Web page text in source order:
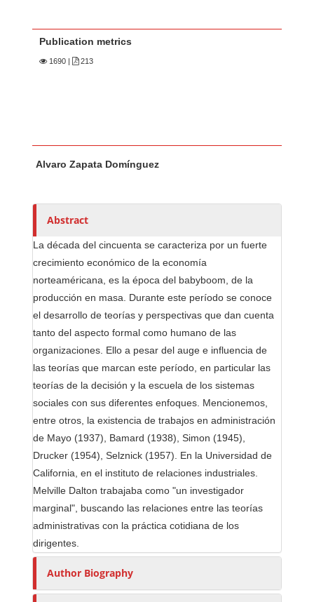
Publication metrics
1690 | 213
u
h
r
s
Alvaro Zapata Domínguez
Abstract
La década del cincuenta se caracteriza por un fuerte
crecimiento económico de la economía
norteaméricana, es la época del babyboom, de la
producción en masa. Durante este período se conoce
el desarrollo de teorías y perspectivas que dan cuenta
tanto del aspecto formal como humano de las
organizaciones. Ello a pesar del auge e influencia de
las teorías que marcan este período, en particular las
teorías de la decisión y la escuela de los sistemas
sociales con sus diferentes enfoques. Mencionemos,
entre otros, la existencia de trabajos en administración
de Mayo (1937), Bamard (1938), Simon (1945),
Drucker (1954), Selznick (1957). En la Universidad de
California, en el instituto de relaciones industriales.
Melville Dalton trabajaba como "un investigador
marginal", buscando las relaciones entre las teorías
administrativas con la práctica cotidiana de los
dirigentes.
Author Biography